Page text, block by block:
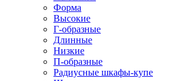
Форма
Высокие
Г-образные
Длинные
Низкие
П-образные
Радиусные шкафы-купе